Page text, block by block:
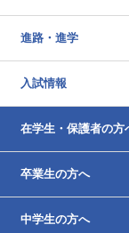
進路・進学
入試情報
在学生・保護者の方
卒業生の方へ
中学生の方へ